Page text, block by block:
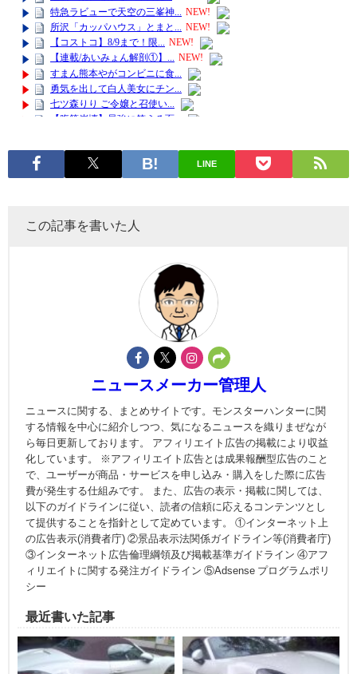
LINE
この記事を書いた人
ニュースメーカー管理人
ニュースに関する、まとめサイトです。モンスターハンターに関
する情報を中心に紹介しつつ、気になるニュースを織りまぜなが
ら毎日更新しております。 アフィリエイト広告の掲載により収益
化しています。 ※アフィリエイト広告とは成果報酬型広告のこと
で、ユーザーが商品・サービスを申し込み・購入をした際に広告
費が発生する仕組みです。 また、広告の表示・掲載に関しては、
以下のガイドラインに従い、読者の信頼に応えるコンテンツとし
て提供することを指針として定めています。 ①インターネット上
の広告表示(消費者庁) ②景品表示法関係ガイドライン等(消費者庁)
③インターネット広告倫理綱領及び掲載基準ガイドライン ④アフ
ィリエイトに関する発注ガイドライン ⑤Adsense プログラムポリ
シー
最近書いた記事